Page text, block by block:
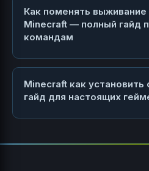
Как поменять выживание
Minecraft — полный гайд
командам
Minecraft как
гайд для настоящих